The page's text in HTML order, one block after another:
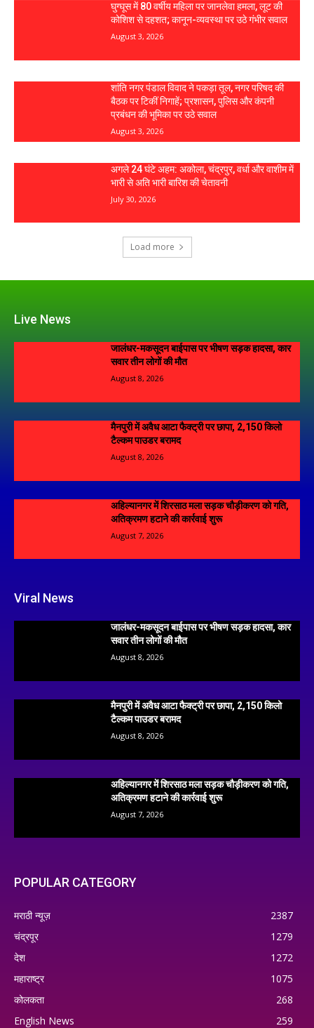
घुग्घूस में 80 वर्षीय महिला पर जानलेवा हमला, लूट की
कोशिश से दहशत; कानून-व्यवस्था पर उठे गंभीर सवाल
August 3, 2026
शांति नगर पंडाल विवाद ने पकड़ा तूल, नगर परिषद की
बैठक पर टिकीं निगाहें; प्रशासन, पुलिस और कंपनी
प्रबंधन की भूमिका पर उठे सवाल
August 3, 2026
अगले 24 घंटे अहम: अकोला, चंद्रपुर, वर्धा और वाशीम में
भारी से अति भारी बारिश की चेतावनी
July 30, 2026
Load more
Live News
जालंधर-मकसूदन बाईपास पर भीषण सड़क हादसा, कार
सवार तीन लोगों की मौत
August 8, 2026
मैनपुरी में अवैध आटा फैक्ट्री पर छापा, 2,150 किलो
टैल्कम पाउडर बरामद
August 8, 2026
अहिल्यानगर में शिरसाठ मला सड़क चौड़ीकरण को गति,
अतिक्रमण हटाने की कार्रवाई शुरू
August 7, 2026
Viral News
जालंधर-मकसूदन बाईपास पर भीषण सड़क हादसा, कार
सवार तीन लोगों की मौत
August 8, 2026
मैनपुरी में अवैध आटा फैक्ट्री पर छापा, 2,150 किलो
टैल्कम पाउडर बरामद
August 8, 2026
अहिल्यानगर में शिरसाठ मला सड़क चौड़ीकरण को गति,
अतिक्रमण हटाने की कार्रवाई शुरू
August 7, 2026
POPULAR CATEGORY
मराठी न्यूज़
2387
चंद्रपूर
1279
देश
1272
महाराष्ट्र
1075
कोलकता
268
English News
259